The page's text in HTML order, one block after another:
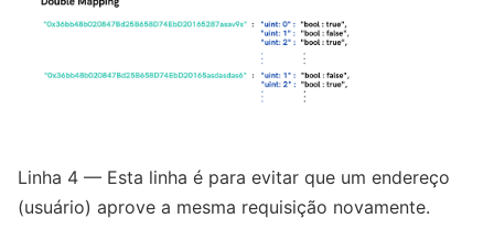
Linha 4 — Esta linha é para evitar que um endereço
(usuário) aprove a mesma requisição novamente.